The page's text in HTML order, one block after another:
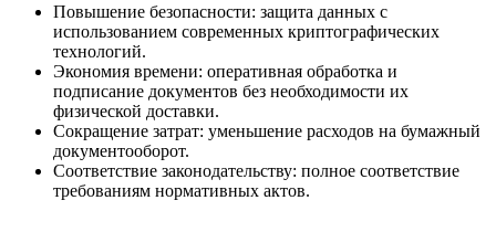
Повышение безопасности: защита данных с
использованием современных криптографических
технологий.
Экономия времени: оперативная обработка и
подписание документов без необходимости их
физической доставки.
Сокращение затрат: уменьшение расходов на бумажный
документооборот.
Соответствие законодательству: полное соответствие
требованиям нормативных актов.